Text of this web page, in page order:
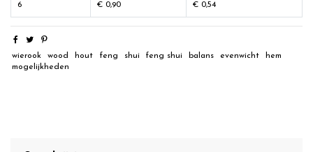
6 € 0,90 € 0,54
wierook wood hout feng shui feng shui balans evenwicht
hem
mogelijkheden